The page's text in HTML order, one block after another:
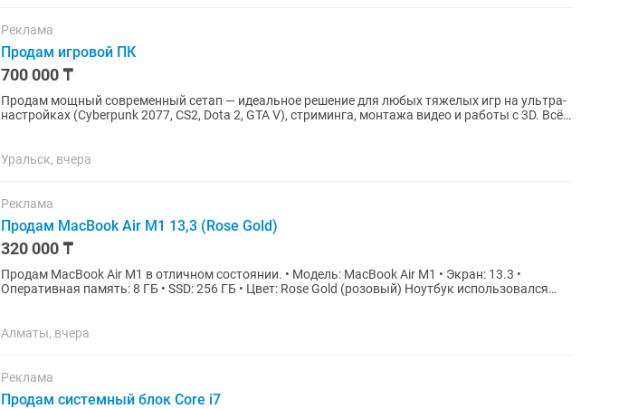
Реклама
Продам игровой ПК
700 000 ₸
Продам мощный современный сетап — идеальное решение для любых тяжелых игр на ультра-
настройках (Cyberpunk 2077, CS2, Dota 2, GTA V), стриминга, монтажа видео и работы с 3D. Всё
Уральск, вчера
Реклама
Продам MacBook Air M1 13,3 (Rose Gold)
320 000 ₸
Продам MacBook Air M1 в отличном состоянии. • Модель: MacBook Air M1 • Экран: 13.3 •
Оперативная память: 8 ГБ • SSD: 256 ГБ • Цвет: Rose Gold (розовый) Ноутбук использовался
Алматы, вчера
Реклама
Продам системный блок Core i7